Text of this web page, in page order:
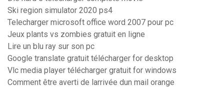
Ski region simulator 2020 ps4
Telecharger microsoft office word 2007 pour pc
Jeux plants vs zombies gratuit en ligne
Lire un blu ray sur son pc
Google translate gratuit télécharger for desktop
Vlc media player télécharger gratuit for windows
Comment être averti de larrivée dun mail orange